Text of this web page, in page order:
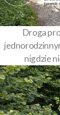
Droga
nigdzie